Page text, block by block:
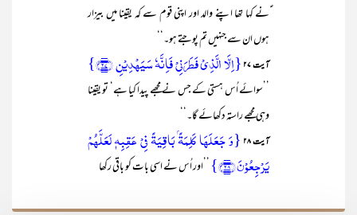
ؑنے کہا تھا اپنے والد اور اپنی قوم سے کہ یقینا میں بیزار
ہوں ان سے جنہیں تم پوجتے ہو۔‘‘
آیت ۲۷ {اِلَّا الَّذِیۡ فَطَرَنِیۡ فَاِنَّہٗ سَیَہۡدِیۡنِ ﴿۲۷﴾}
’’سوائے اُس ہستی کے جس نے مجھے پیدا کیا ہے‘ تو یقینا
وہی مجھے راستہ دکھائے گا۔‘‘
آیت ۲۸
{وَ جَعَلَہَا کَلِمَۃًۢ بَاقِیَۃً فِیۡ عَقِبِہٖ لَعَلَّہُمۡ
یَرۡجِعُوۡنَ ﴿۲۸﴾}
’’اور اُس نے اسی بات کو باقی رکھا